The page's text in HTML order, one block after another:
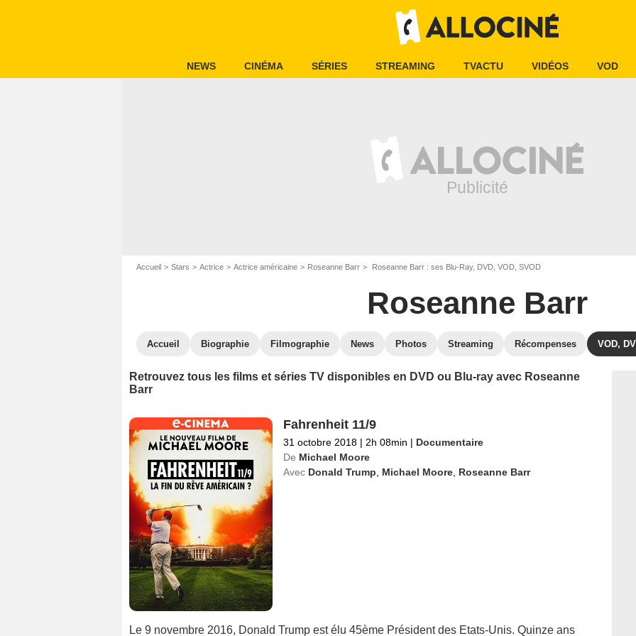
NEWS CINÉMA SÉRIES STREAMING TVACTU VIDÉOS VOD
Accueil Stars Actrice Actrice américaine Roseanne Barr Roseanne Barr : ses Blu-Ray, DVD, VOD, SVOD
Roseanne Barr
Accueil Biographie Filmographie News Photos Streaming Récompenses VOD,
Retrouvez tous les films et séries TV disponibles en DVD ou Blu-ray avec Roseanne
Barr
Fahrenheit 11/9
31 octobre 2018 | 2h 08min | Documentaire
De Michael Moore
Avec Donald Trump Michael Moore, Roseanne Barr
Le 9 novembre 2016, Donald Trump est élu 45ème Président des Etats-Unis. Quinze ans